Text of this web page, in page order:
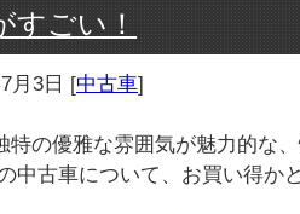
すごい！
月3日 [中古車]
特の優雅な雰囲気が魅力的な
中古車について、お買い得か